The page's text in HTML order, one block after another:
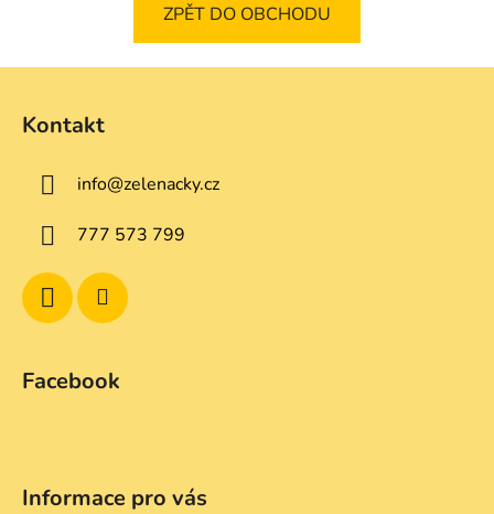
ZPĚT DO OBCHODU
Kontakt
info@zelenacky.cz
777 573 799
Facebook
Informace pro vás